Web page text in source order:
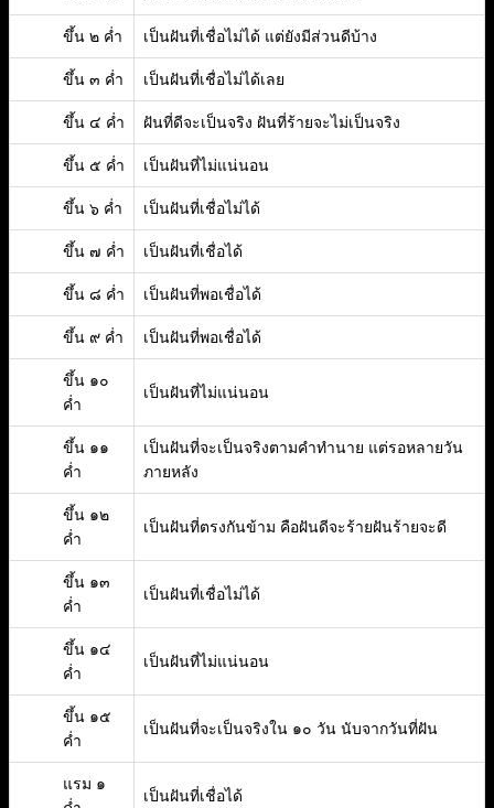
ขึ้น ๒ ค่ำ เป็นฝันที่เชื่อไม่ได้ แต่ยังมีส่วนดีบ้าง
ขึ้น ๓ ค่ำ เป็นฝันที่เชื่อไม่ได้เลย
ขึ้น ๔ ค่ำ ฝันที่ดีจะเป็นจริง ฝันที่ร้ายจะไม่เป็นจริง
ขึ้น ๕ ค่ำ เป็นฝันที่ไม่แน่นอน
ขึ้น ๖ ค่ำ เป็นฝันที่เชื่อไม่ได้
ขึ้น ๗ ค่ำ เป็นฝันที่เชื่อได้
ขึ้น ๘ ค่ำ เป็นฝันที่พอเชื่อได้
ขึ้น ๙ ค่ำ เป็นฝันที่พอเชื่อได้
ขึ้น ๑๐
ค่ำ
เป็นฝันที่ไม่แน่นอน
ขึ้น ๑๑
ค่ำ
เป็นฝันที่จะเป็นจริงตามคำทำนาย แต่รอหลายวัน
ภายหลัง
ขึ้น ๑๒
ค่ำ
เป็นฝันที่ตรงกันข้าม คือฝันดีจะร้ายฝันร้ายจะดี
ขึ้น ๑๓
ค่ำ
เป็นฝันที่เชื่อไม่ได้
ขึ้น ๑๔
ค่ำ
เป็นฝันที่ไม่แน่นอน
ขึ้น ๑๕
ค่ำ
เป็นฝันที่จะเป็นจริงใน ๑๐ วัน นับจากวันที่ฝัน
แรม ๑
เป็นฝันที่เชื่อได้